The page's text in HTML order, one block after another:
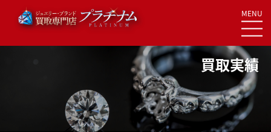
MENU
買取実績